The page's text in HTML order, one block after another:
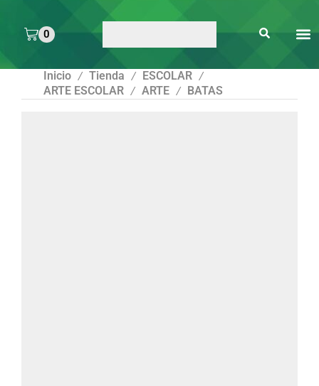
0
Inicio / Tienda / ESCOLAR /
ARTE ESCOLAR / ARTE / BATAS